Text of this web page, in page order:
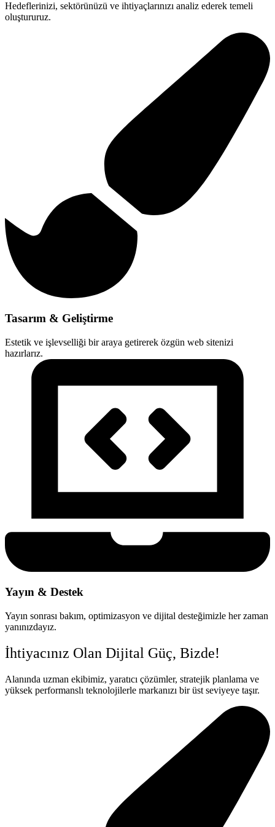
Hedeflerinizi, sektörünüzü ve ihtiyaçlarınızı analiz ederek temeli
oluştururuz.
Tasarım & Geliştirme
Estetik ve işlevselliği bir araya getirerek özgün web sitenizi
hazırlarız.
Yayın & Destek
Yayın sonrası bakım, optimizasyon ve dijital desteğimizle her zaman
yanınızdayız.
İhtiyacınız Olan Dijital Güç, Bizde!
Alanında uzman ekibimiz, yaratıcı çözümler, stratejik planlama ve
yüksek performanslı teknolojilerle markanızı bir üst seviyeye taşır.